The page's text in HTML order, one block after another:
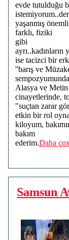
evde tutulduğu
yaşanmış
farklı, fiziki
gibi
ayrı..kadınların
ise tacizci bir
''barış ve
Alasya ve Metin
cinayetlerinde,
"suçtan zarar
etkin bir rol
kiloyum,
bakım
ederim.Daha
Samsun